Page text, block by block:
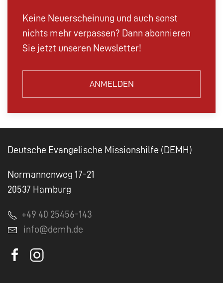
Keine Neuerscheinung und auch sonst
nichts mehr verpassen? Dann abonnieren
Sie jetzt unseren Newsletter!
ANMELDEN
Deutsche Evangelische Missionshilfe (DEMH)
Normannenweg 17-21
20537 Hamburg
+49 40 25456-143
info@demh.de